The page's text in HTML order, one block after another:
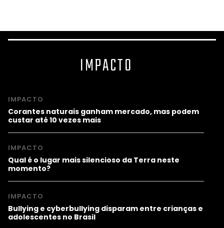
IMPACTO
IMPACTO
Corantes naturais ganham mercado, mas podem
custar até 10 vezes mais
IMPACTO
Qual é o lugar mais silencioso da Terra neste
momento?
IMPACTO
Bullying e cyberbullying disparam entre crianças e
adolescentes no Brasil